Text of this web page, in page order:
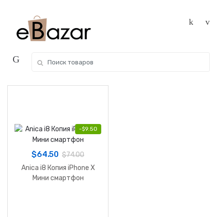
navigation
content
for:
-$9.50
$64.50 $74.00
Anica i8 Копия iPhone X
Мини смартфон